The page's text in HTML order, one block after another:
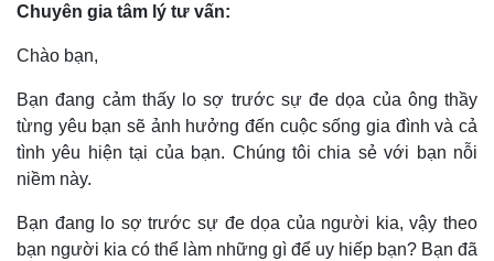
Chuyên gia tâm lý tư vấn:
Chào bạn,
Bạn đang cảm thấy lo sợ trước sự đe dọa của ông thầy
từng yêu bạn sẽ ảnh hưởng đến cuộc sống gia đình và cả
tình yêu hiện tại của bạn. Chúng tôi chia sẻ với bạn nỗi
niềm này.
Bạn đang lo sợ trước sự đe dọa của người kia, vậy theo
bạn người kia có thể làm những gì để uy hiếp bạn? Bạn đã